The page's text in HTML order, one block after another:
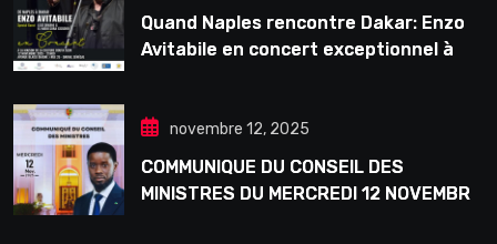
Quand Naples rencontre Dakar: Enzo
Avitabile en concert exceptionnel à
novembre 12, 2025
COMMUNIQUE DU CONSEIL DES
MINISTRES DU MERCREDI 12 NOVEMBRE